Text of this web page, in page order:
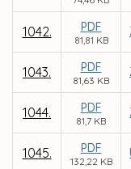
1042. PDF
81,81 KB
1043. PDF
81,63 KB
1044. PDF
81,7 KB
1045. PDF
132,22 KB